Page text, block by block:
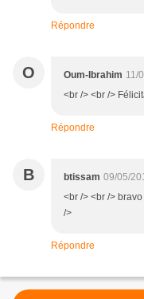
Répondre
O Oum-Ibrahim 11/
<br /> <br />
Répondre
B btissam 09/05/
<br /> <br />
/>
Répondre